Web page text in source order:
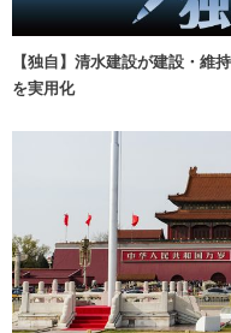
【独自】清水建設が建設・維
を実用化